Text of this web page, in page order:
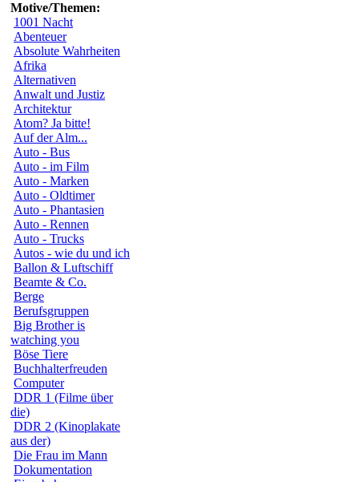
Motive/Themen:
1001 Nacht
Abenteuer
Absolute Wahrheiten
Afrika
Alternativen
Anwalt und Justiz
Architektur
Atom? Ja bitte!
Auf der Alm...
Auto - Bus
Auto - im Film
Auto - Marken
Auto - Oldtimer
Auto - Phantasien
Auto - Rennen
Auto - Trucks
Autos - wie du und ich
Ballon & Luftschiff
Beamte & Co.
Berge
Berufsgruppen
Big Brother is
watching you
Böse Tiere
Buchhalterfreuden
Computer
DDR 1 (Filme über
die)
DDR 2 (Kinoplakate
aus der)
Die Frau im Mann
Dokumentation